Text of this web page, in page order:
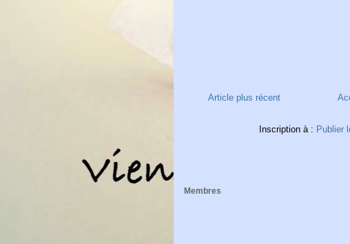
Article plus récent
Inscription à : Publier
Membres